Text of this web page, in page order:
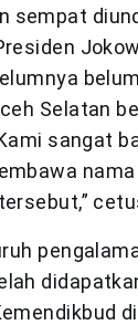
sempat
Selatan
sangat